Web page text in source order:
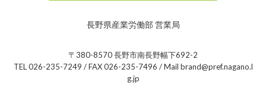
長野県産業労働部 営業局
〒380-8570 長野市南長野幅下692-2
TEL 026-235-7249 / FAX 026-235-7496 / Mail brand@pref.nagano.l
g.jp